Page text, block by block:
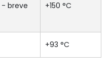
breve
+150 °C
+93 °C